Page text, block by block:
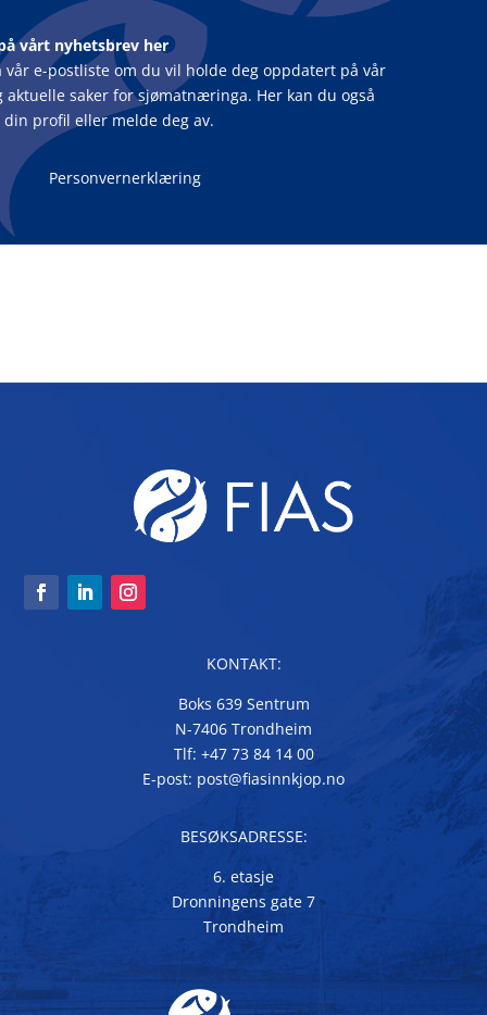
vårt nyhetsbrev her
vår e-postliste om du vil holde deg oppdatert på vår
aktuelle saker for sjømatnæringa. Her kan du også
profil eller melde deg av.
Personvernerklæring
KONTAKT:
Boks 639 Sentrum
N-7406 Trondheim
Tlf: +47 73 84 14 00
E-post: post@fiasinnkjop.no
BESØKSADRESSE:
6. etasje
Dronningens gate 7
Trondheim